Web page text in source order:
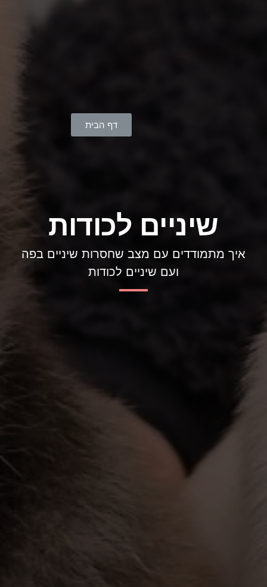
שיניים לכודות
איך מתמודדים עם מצב שחסרות שיניים בפה
ועם שיניים לכודות
דף הבית